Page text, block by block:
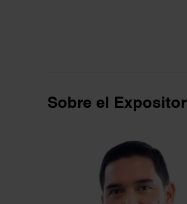
Sobre el Expositor